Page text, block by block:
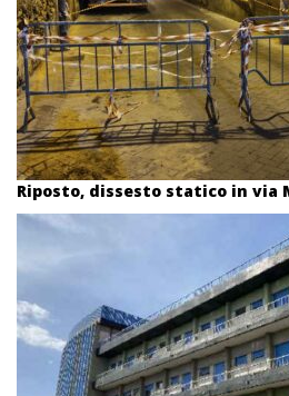
Riposto, dissesto statico in via